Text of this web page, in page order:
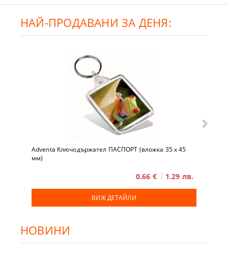
НАЙ-ПРОДАВАНИ ЗА ДЕНЯ:
Adventa Ключодържател ПАСПОРТ (вложка 35 x 45
мм)
0.66 € 1.29 лв.
ВИЖ ДЕТАЙЛИ
НОВИНИ